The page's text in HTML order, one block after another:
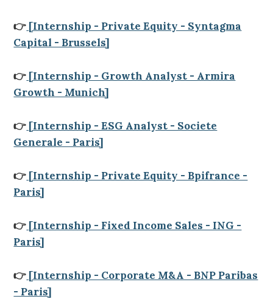
👉 [Internship - Private Equity - Syntagma
Capital - Brussels]
👉 [Internship - Growth Analyst - Armira
Growth - Munich]
👉 [Internship - ESG Analyst - Societe
Generale - Paris]
👉 [Internship - Private Equity - Bpifrance -
Paris]
👉 [Internship - Fixed Income Sales - ING -
Paris]
👉 [Internship - Corporate M&A - BNP Paribas
- Paris]